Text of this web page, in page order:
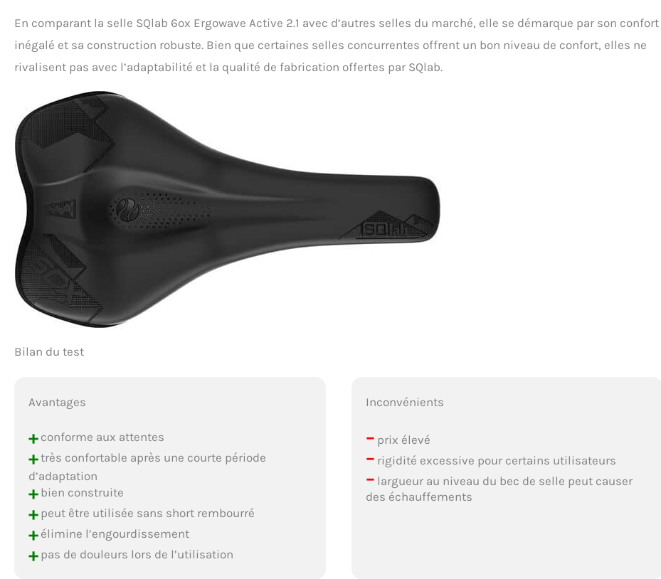
En comparant la selle SQlab 6ox Ergowave Active 2.1 avec d’autres selles du marché, elle se démarque par son confort
inégalé et sa construction robuste. Bien que certaines selles concurrentes offrent un bon niveau de confort, elles ne
rivalisent pas avec l’adaptabilité et la qualité de fabrication offertes par SQlab.
Bilan du test
Avantages
+conforme aux attentes
+très confortable après une courte période
d’adaptation
+bien construite
+peut être utilisée sans short rembourré
+élimine l’engourdissement
+pas de douleurs lors de l’utilisation
Inconvénients
– prix élevé
– rigidité excessive pour certains utilisateurs
– largueur au niveau du bec de selle peut causer
des échauffements